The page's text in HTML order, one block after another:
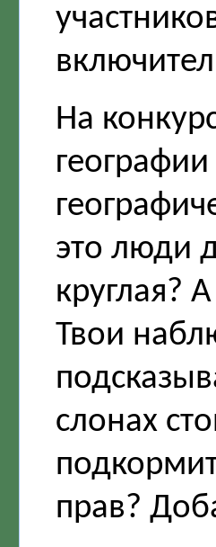
На
это люди
круглая?
Твои
слонах
прав?